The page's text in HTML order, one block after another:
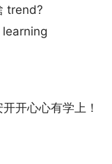
trend?
开心心有学上！